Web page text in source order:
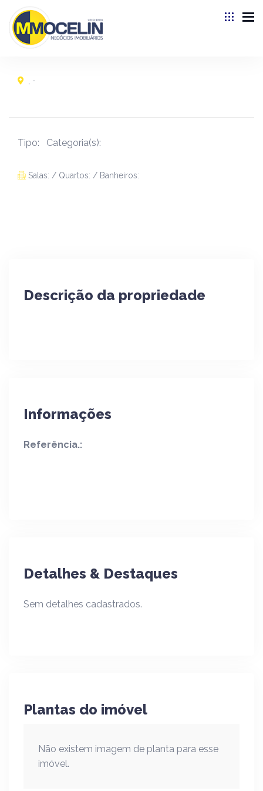
, -
Tipo: Categoria(s):
Salas: / Quartos: / Banheiros:
Descrição da propriedade
Informações
Referência.:
Detalhes & Destaques
Sem detalhes cadastrados.
Plantas do imóvel
Não existem imagem de planta para esse
imóvel.